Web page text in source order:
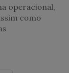
operacional,
como